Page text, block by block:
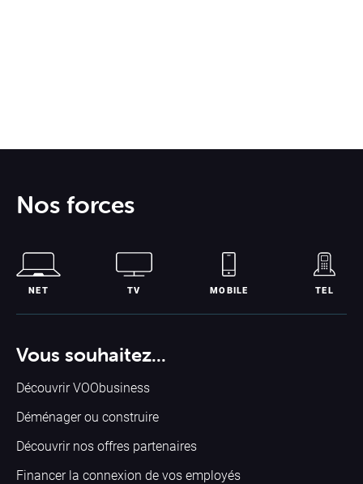
Nos forces
NET TV MOBILE TEL
Vous souhaitez...
Découvrir VOObusiness
Déménager ou construire
Découvrir nos offres partenaires
Financer la connexion de vos employés